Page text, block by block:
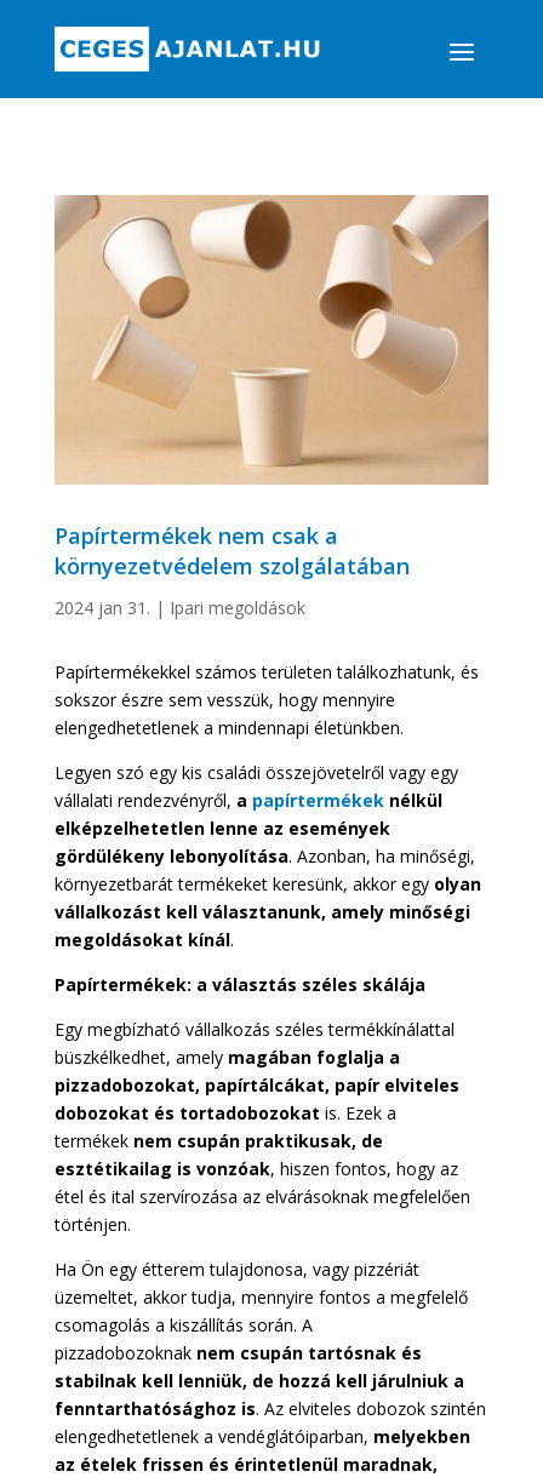
Papírtermékek nem csak a
környezetvédelem szolgálatában
2024 jan 31. | Ipari megoldások
Papírtermékekkel számos területen találkozhatunk, és
sokszor észre sem vesszük, hogy mennyire
elengedhetetlenek a mindennapi életünkben.
Legyen szó egy kis családi összejövetelről vagy egy
vállalati rendezvényről, a papírtermékeknélkül
elképzelhetetlen lenne az események
gördülékeny lebonyolítása. Azonban, ha minőségi,
környezetbarát termékeket keresünk, akkor egy olyan
vállalkozást kell választanunk, amely minőségi
megoldásokat kínál.
Papírtermékek: a választás széles skálája
Egy megbízható vállalkozás széles termékkínálattal
büszkélkedhet, amely magában foglalja a
pizzadobozokat, papírtálcákat, papír elviteles
dobozokat és tortadobozokat is. Ezek a
termékek nem csupán praktikusak, de
esztétikailag is vonzóak, hiszen fontos, hogy az
étel és ital szervírozása az elvárásoknak megfelelően
történjen.
Ha Ön egy étterem tulajdonosa, vagy pizzériát
üzemeltet, akkor tudja, mennyire fontos a megfelelő
csomagolás a kiszállítás során. A
pizzadobozoknak nem csupán tartósnak és
stabilnak kell lenniük, de hozzá kell járulniuk a
fenntarthatósághoz is. Az elviteles dobozok szintén
elengedhetetlenek a vendéglátóiparban, melyekben
az ételek frissen és érintetlenül maradnak,